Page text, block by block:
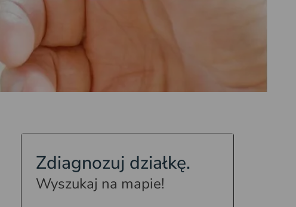
Zdiagnozuj działkę.
Wyszukaj na mapie!